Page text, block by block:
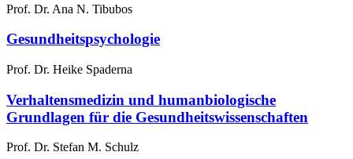
Prof. Dr. Ana N. Tibubos
Gesundheitspsychologie
Prof. Dr. Heike Spaderna
Verhaltensmedizin und humanbiologische
Grundlagen für die Gesundheitswissenschaften
Prof. Dr. Stefan M. Schulz